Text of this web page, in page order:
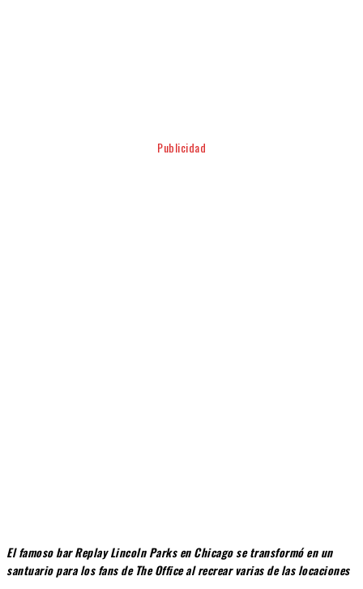
Publicidad
El famoso bar Replay Lincoln Parks en Chicago se transformó en un
santuario para los fans de The Office al recrear varias de las locaciones